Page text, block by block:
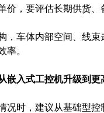
价，要评估长期供货、
，车体内部空间、线束
率。
嵌入式工控机升级到更
况时，建议从基础型控